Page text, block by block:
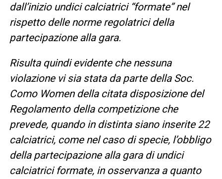
dall’inizio undici calciatrici “formate” nel
rispetto delle norme regolatrici della
partecipazione alla gara.
Risulta quindi evidente che nessuna
violazione vi sia stata da parte della Soc.
Como Women della citata disposizione del
Regolamento della competizione che
prevede, quando in distinta siano inserite 22
calciatrici, come nel caso di specie, l’obbligo
della partecipazione alla gara di undici
calciatrici formate, in osservanza a quanto